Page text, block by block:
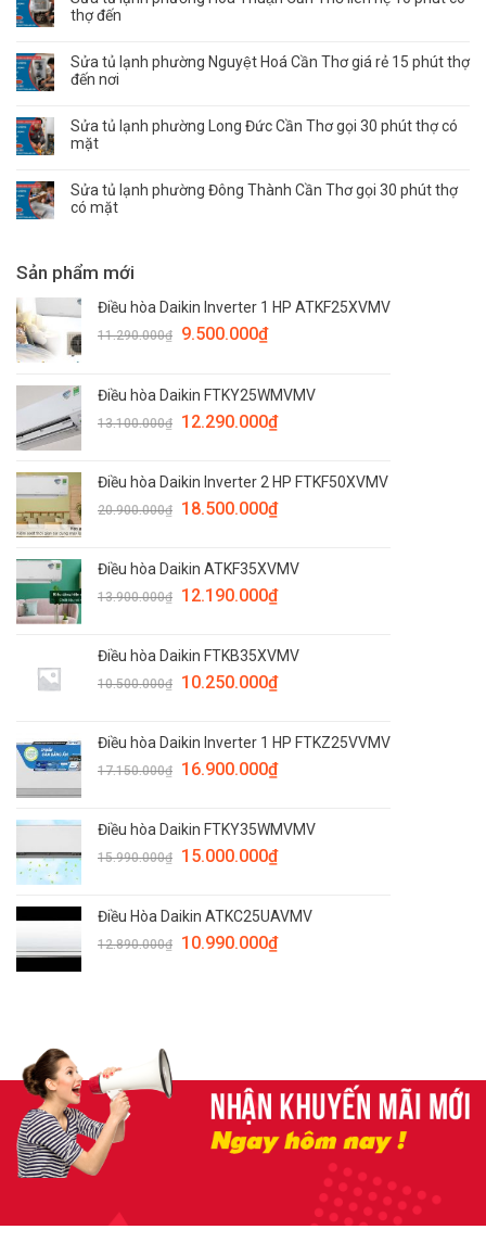
thợ đến
Sửa tủ lạnh phường Nguyệt Hoá Cần Thơ giá rẻ 15 phút thợ
đến nơi
Sửa tủ lạnh phường Long Đức Cần Thơ gọi 30 phút thợ có
mặt
Sửa tủ lạnh phường Đông Thành Cần Thơ gọi 30 phút thợ
có mặt
Sản phẩm mới
Điều hòa Daikin Inverter 1 HP ATKF25XVMV
11.290.000₫ 9.500.000₫
Điều hòa Daikin FTKY25WMVMV
13.100.000₫ 12.290.000₫
Điều hòa Daikin Inverter 2 HP FTKF50XVMV
20.900.000₫ 18.500.000₫
Điều hòa Daikin ATKF35XVMV
13.900.000₫ 12.190.000₫
Điều hòa Daikin FTKB35XVMV
10.500.000₫ 10.250.000₫
Điều hòa Daikin Inverter 1 HP FTKZ25VVMV
17.150.000₫ 16.900.000₫
Điều hòa Daikin FTKY35WMVMV
15.990.000₫ 15.000.000₫
Điều Hòa Daikin ATKC25UAVMV
12.890.000₫ 10.990.000₫